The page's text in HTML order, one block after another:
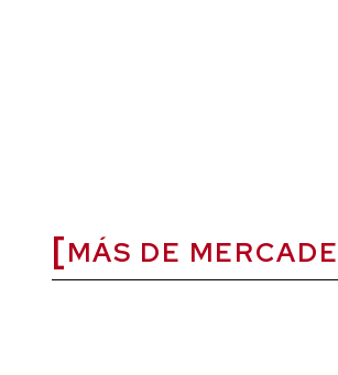
MÁS DE